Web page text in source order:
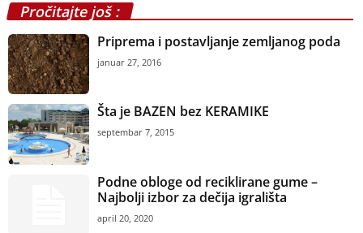
Pročitajte još :
Priprema i postavljanje zemljanog poda
januar 27, 2016
Šta je BAZEN bez KERAMIKE
septembar 7, 2015
Podne obloge od reciklirane gume –
Najbolji izbor za dečija igrališta
april 20, 2020